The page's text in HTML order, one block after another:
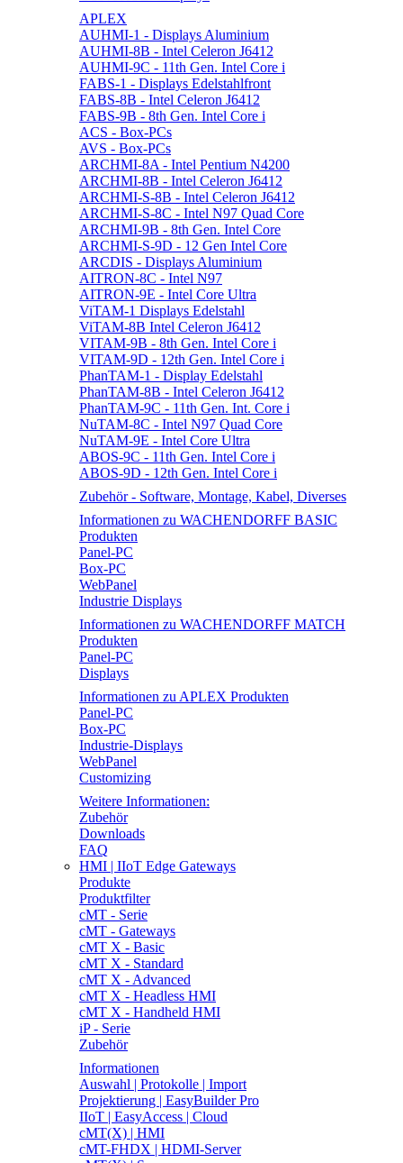
APLEX
AUHMI-1 - Displays Aluminium
AUHMI-8B - Intel Celeron J6412
AUHMI-9C - 11th Gen. Intel Core i
FABS-1 - Displays Edelstahlfront
FABS-8B - Intel Celeron J6412
FABS-9B - 8th Gen. Intel Core i
ACS - Box-PCs
AVS - Box-PCs
ARCHMI-8A - Intel Pentium N4200
ARCHMI-8B - Intel Celeron J6412
ARCHMI-S-8B - Intel Celeron J6412
ARCHMI-S-8C - Intel N97 Quad Core
ARCHMI-9B - 8th Gen. Intel Core
ARCHMI-S-9D - 12 Gen Intel Core
ARCDIS - Displays Aluminium
AITRON-8C - Intel N97
AITRON-9E - Intel Core Ultra
ViTAM-1 Displays Edelstahl
ViTAM-8B Intel Celeron J6412
VITAM-9B - 8th Gen. Intel Core i
VITAM-9D - 12th Gen. Intel Core i
PhanTAM-1 - Display Edelstahl
PhanTAM-8B - Intel Celeron J6412
PhanTAM-9C - 11th Gen. Int. Core i
NuTAM-8C - Intel N97 Quad Core
NuTAM-9E - Intel Core Ultra
ABOS-9C - 11th Gen. Intel Core i
ABOS-9D - 12th Gen. Intel Core i
Zubehör - Software, Montage, Kabel, Diverses
Informationen zu WACHENDORFF BASIC
Produkten
Panel-PC
Box-PC
WebPanel
Industrie Displays
Informationen zu WACHENDORFF MATCH
Produkten
Panel-PC
Displays
Informationen zu APLEX Produkten
Panel-PC
Box-PC
Industrie-Displays
WebPanel
Customizing
Weitere Informationen:
Zubehör
Downloads
FAQ
HMI | IIoT Edge Gateways
Produkte
Produktfilter
cMT - Serie
cMT - Gateways
cMT X - Basic
cMT X - Standard
cMT X - Advanced
cMT X - Headless HMI
cMT X - Handheld HMI
iP - Serie
Zubehör
Informationen
Auswahl | Protokolle | Import
Projektierung | EasyBuilder Pro
IIoT | EasyAccess | Cloud
cMT(X) | HMI
cMT-FHDX | HDMI-Server